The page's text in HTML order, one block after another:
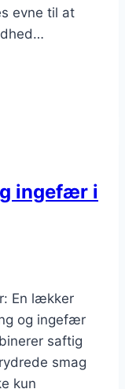
evne til at
ingefær i
En lækker
og ingefær
saftig
smag
kun